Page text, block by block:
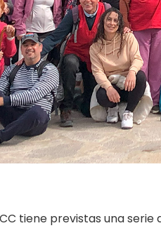
tiene previstas una